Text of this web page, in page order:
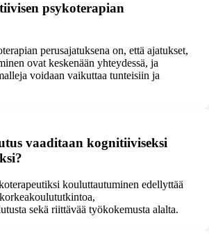
psykoterapian
perusajatuksena on, että ajatukset,
ovat keskenään yhteydessä, ja
voidaan vaikuttaa tunteisiin ja
vaaditaan kognitiiviseksi
kouluttautuminen edellyttää
sekä riittävää työkokemusta alalta.